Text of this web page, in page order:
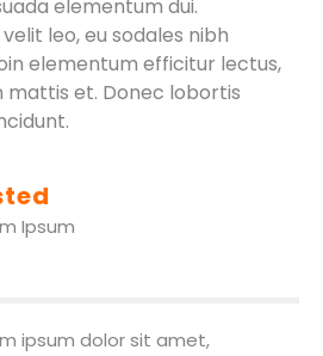
elementum dui.
leo, eu sodales nibh
elementum efficitur lectus,
mattis et. Donec lobortis
Ipsum
ipsum dolor sit amet,